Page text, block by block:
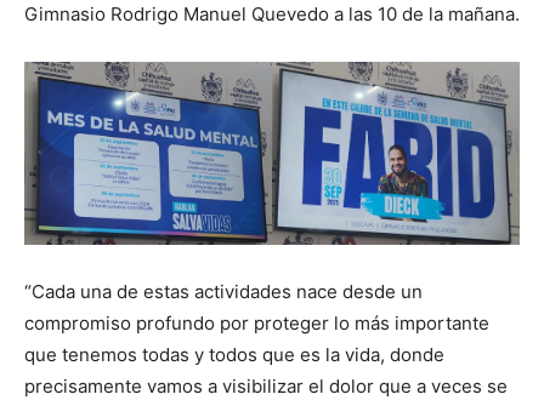
Gimnasio Rodrigo Manuel Quevedo a las 10 de la mañana.
“Cada una de estas actividades nace desde un
compromiso profundo por proteger lo más importante
que tenemos todas y todos que es la vida, donde
precisamente vamos a visibilizar el dolor que a veces se